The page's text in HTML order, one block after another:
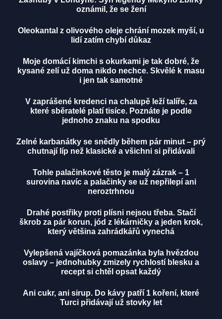
oznámil, že se žení
Oleokantal z olivového oleje chrání mozek myší, u
lidí zatím chybí důkaz
Moje domácí kimchi s okurkami je tak dobré, že
kysané zelí už doma nikdo nechce. Skvělé k masu
i jen tak samotné
V zaprášené kredenci na chalupě leží talíře, za
které sběratelé platí tisíce. Poznáte je podle
jednoho znaku na spodku
Zelné karbanátky se snědly během pár minut – prý
chutnají líp než klasické a všichni si přidávali
Tohle palačinkové těsto je malý zázrak – 1
surovina navíc a palačinky se už nepřilepí ani
neroztrhnou
Drahé postřiky proti plísni nejsou třeba. Stačí
škrob za pár korun, jód z lékárničky a jeden krok,
který většina zahrádkářů vynechá
Vylepšená vajíčková pomazánka byla hvězdou
oslavy – jednohubky zmizely rychlostí blesku a
recept si chtěl opsat každý
Ani cukr, ani sirup. Do kávy patří 1 koření, které
Turci přidávají už stovky let